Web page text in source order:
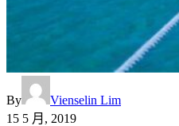
By
Vienselin Lim
15 5 月, 2019